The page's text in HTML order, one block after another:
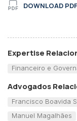
DOWNLOAD PDF
Expertise
Financeiro e
Advogados
Francisco Boavida
Manuel Magalhães